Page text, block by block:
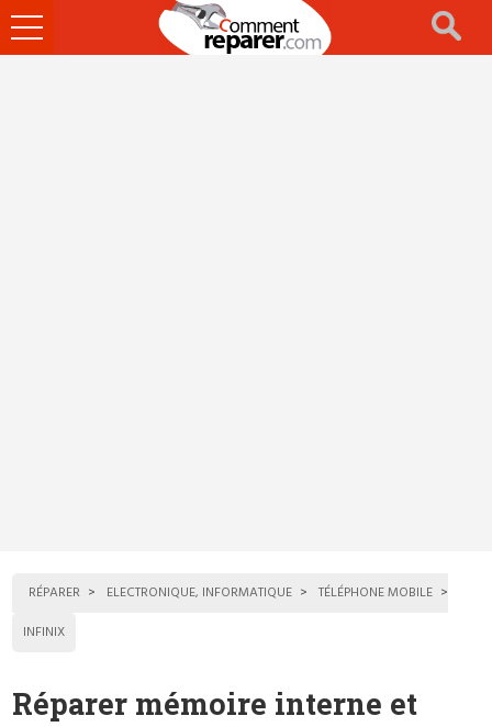
Ouvrir
le
RÉPARER ELECTRONIQUE, INFORMATIQUE
TÉLÉPHONE MOBILE
INFINIX
Réparer mémoire interne et